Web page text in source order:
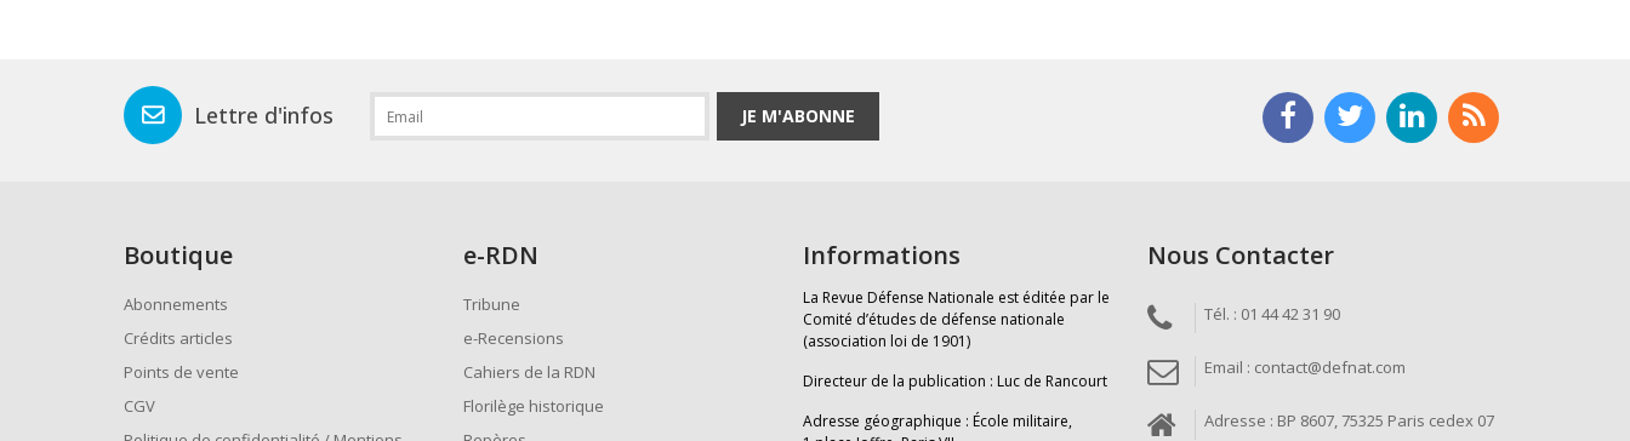
Lettre d'infos JE M'ABONNE
Boutique
Abonnements
Crédits articles
Points de vente
CGV
e-RDN
Tribune
e-Recensions
Cahiers de la RDN
Florilège historique
Informations
La Revue Défense Nationale est éditée par le
Comité d’études de défense nationale
(association loi de 1901)
Directeur de la publication : Luc de Rancourt
Adresse géographique : École militaire,
Nous Contacter
Tél. : 01 44 42 31 90
Email : contact@defnat.com
Adresse : BP 8607, 75325 Paris cedex 07